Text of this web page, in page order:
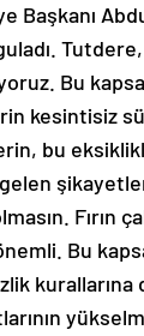
Başkanı
Bu
kesintisiz
bu
Fırın
Bu